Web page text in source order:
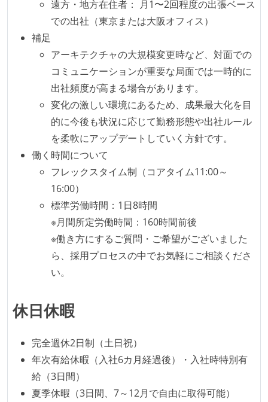
かえりミーティングを行っている
タスク見積もりの単位には絶対量（人日など）ではな
く相対ポイントを用い、極力複数人の意見を調整する
形で行っている
継続的なデプロイ（デリバリー）を行っている
ワークフローの整備
全てのコードをバージョン管理ツールで管理している
各メンバーが実装したコードのマージは Pull Request
ベースで行われる
自動（＝システム化され、1コマンドで実行できる）
ビルド、自動デプロイ環境が整備されている
コードによるインフラ構成管理（Infrastructure as
Code）の環境が整備されている
オープンな情報共有
KPI などチームの目標・実績値について、メンバーの
ドキュメントの整備やペアプロ、モブワークなど、ナ
取り組みをしている）
労働環境の自由度
フレックスタイム制または裁量労働制を採用している
遠方・地方在住者： 月1〜2回程度の出張ベース
での出社（東京または大阪オフィス）
補足
アーキテクチャの大規模変更時など、対面での
コミュニケーションが重要な局面では一時的に
出社頻度が高まる場合があります。
変化の激しい環境にあるため、成果最大化を目
的に今後も状況に応じて勤務形態や出社ルール
を柔軟にアップデートしていく方針です。
働く時間について
フレックスタイム制（コアタイム11:00～
16:00）
標準労働時間：1日8時間
※月間所定労働時間：160時間前後
※働き方にするご質問・ご希望がございました
ら、採用プロセスの中でお気軽にご相談くださ
い。
休日休暇
完全週休2日制（土日祝）
年次有給休暇（入社6カ月経過後）・入社時特別有
給（3日間）
夏季休暇（3日間、7～12月で自由に取得可能）